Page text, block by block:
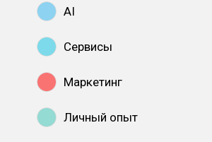
AI
Сервисы
Маркетинг
Личный опыт